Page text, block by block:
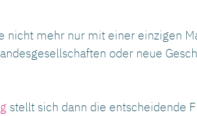
nicht mehr nur mit einer einzigen
oder neue
stellt sich dann die entscheidende